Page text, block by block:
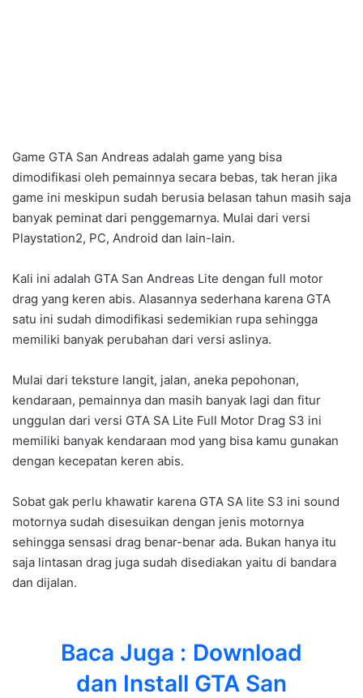
Game GTA San Andreas adalah game yang bisa
dimodifikasi oleh pemainnya secara bebas, tak heran jika
game ini meskipun sudah berusia belasan tahun masih saja
banyak peminat dari penggemarnya. Mulai dari versi
Playstation2, PC, Android dan lain-lain.
Kali ini adalah GTA San Andreas Lite dengan full motor
drag yang keren abis. Alasannya sederhana karena GTA
satu ini sudah dimodifikasi sedemikian rupa sehingga
memiliki banyak perubahan dari versi aslinya.
Mulai dari teksture langit, jalan, aneka pepohonan,
kendaraan, pemainnya dan masih banyak lagi dan fitur
unggulan dari versi GTA SA Lite Full Motor Drag S3 ini
memiliki banyak kendaraan mod yang bisa kamu gunakan
dengan kecepatan keren abis.
Sobat gak perlu khawatir karena GTA SA lite S3 ini sound
motornya sudah disesuikan dengan jenis motornya
sehingga sensasi drag benar-benar ada. Bukan hanya itu
saja lintasan drag juga sudah disediakan yaitu di bandara
dan dijalan.
Baca Juga : Download
dan Install GTA San